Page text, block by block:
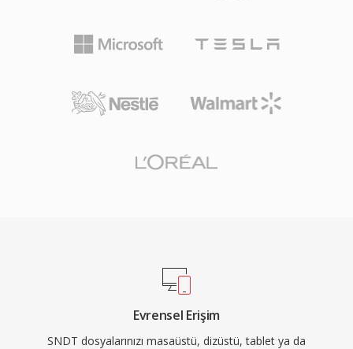
Evrensel Erişim
SNDT dosyalarınızı masaüstü, dizüstü, tablet ya da